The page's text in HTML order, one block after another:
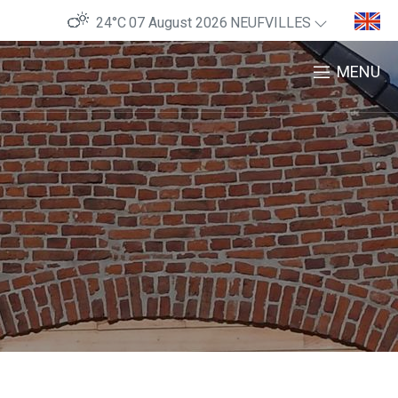
24°C07 August 2026 NEUFVILLES
MENU